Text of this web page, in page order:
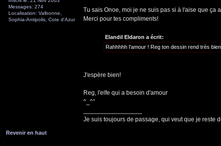
Messages: 274
Localisation: Valbonne,
Sophia-Antipolis, Cote d'Azur
Tu sais Onoe, moi je ne suis pas si à l'aise que ça
Merci pour tes compliments!
Elandil Eldaron a écrit:
Rahhhhh l'amour ! Reg ton dessin rend très
J'espère bien!
Reg, l'elfe qui a besoin d'amour
^_^°
Je suis toujours de passage, qui veut que je reste
Revenir en haut